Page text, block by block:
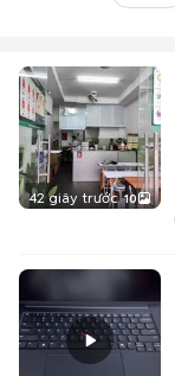
42 giây trước 10